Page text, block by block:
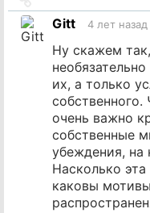
на
источник
Gitt 4 лет назад
Ну скажем
их, а только
очень важно
собственные
убеждения, на
Насколько
каковы